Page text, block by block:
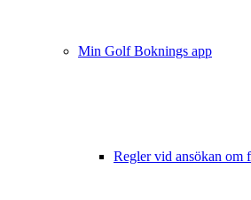
Min Golf Boknings app
Regler vid ansökan om